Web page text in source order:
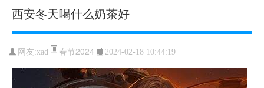
西安冬天喝什么奶茶好
网友:xad 春节2024 2024-02-18 10:44:19